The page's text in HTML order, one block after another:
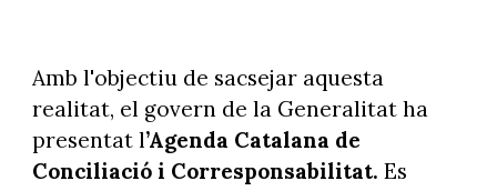
Amb l'objectiu de sacsejar aquesta
realitat, el govern de la Generalitat ha
presentat l’Agenda Catalana de
Conciliació i Corresponsabilitat. Es